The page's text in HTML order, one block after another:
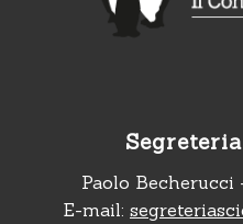
Paolo
E-mail: